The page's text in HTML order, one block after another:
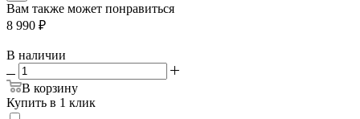
Вам также может понравиться
8 990 ₽
В наличии
В корзину
Купить в 1 клик